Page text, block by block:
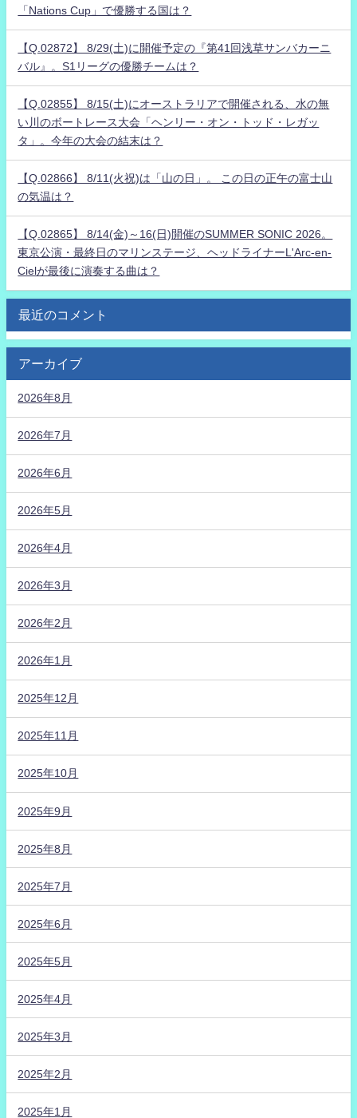
「Nations Cup」で優勝する国は？
【Q.02872】 8/29(土)に開催予定の『第41回浅草サンバカーニ
バル』。S1リーグの優勝チームは？
【Q.02855】 8/15(土)にオーストラリアで開催される、水の無
い川のボートレース大会「ヘンリー・オン・トッド・レガッ
タ」。今年の大会の結末は？
【Q.02866】 8/11(火祝)は「山の日」。 この日の正午の富士山
の気温は？
【Q.02865】 8/14(金)～16(日)開催のSUMMER SONIC 2026。
東京公演・最終日のマリンステージ、ヘッドライナーL'Arc-en-
Cielが最後に演奏する曲は？
最近のコメント
アーカイブ
2026年8月
2026年7月
2026年6月
2026年5月
2026年4月
2026年3月
2026年2月
2026年1月
2025年12月
2025年11月
2025年10月
2025年9月
2025年8月
2025年7月
2025年6月
2025年5月
2025年4月
2025年3月
2025年2月
2025年1月